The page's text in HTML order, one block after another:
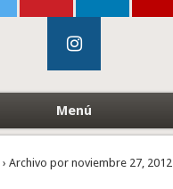
Menú
› Archivo por noviembre 27, 2012